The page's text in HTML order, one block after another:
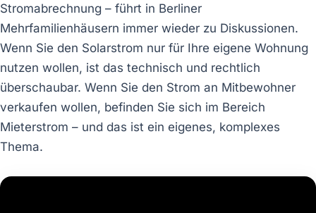
Stromabrechnung – führt in Berliner
Mehrfamilienhäusern immer wieder zu Diskussionen.
Wenn Sie den Solarstrom nur für Ihre eigene Wohnung
nutzen wollen, ist das technisch und rechtlich
überschaubar. Wenn Sie den Strom an Mitbewohner
verkaufen wollen, befinden Sie sich im Bereich
Mieterstrom – und das ist ein eigenes, komplexes
Thema.